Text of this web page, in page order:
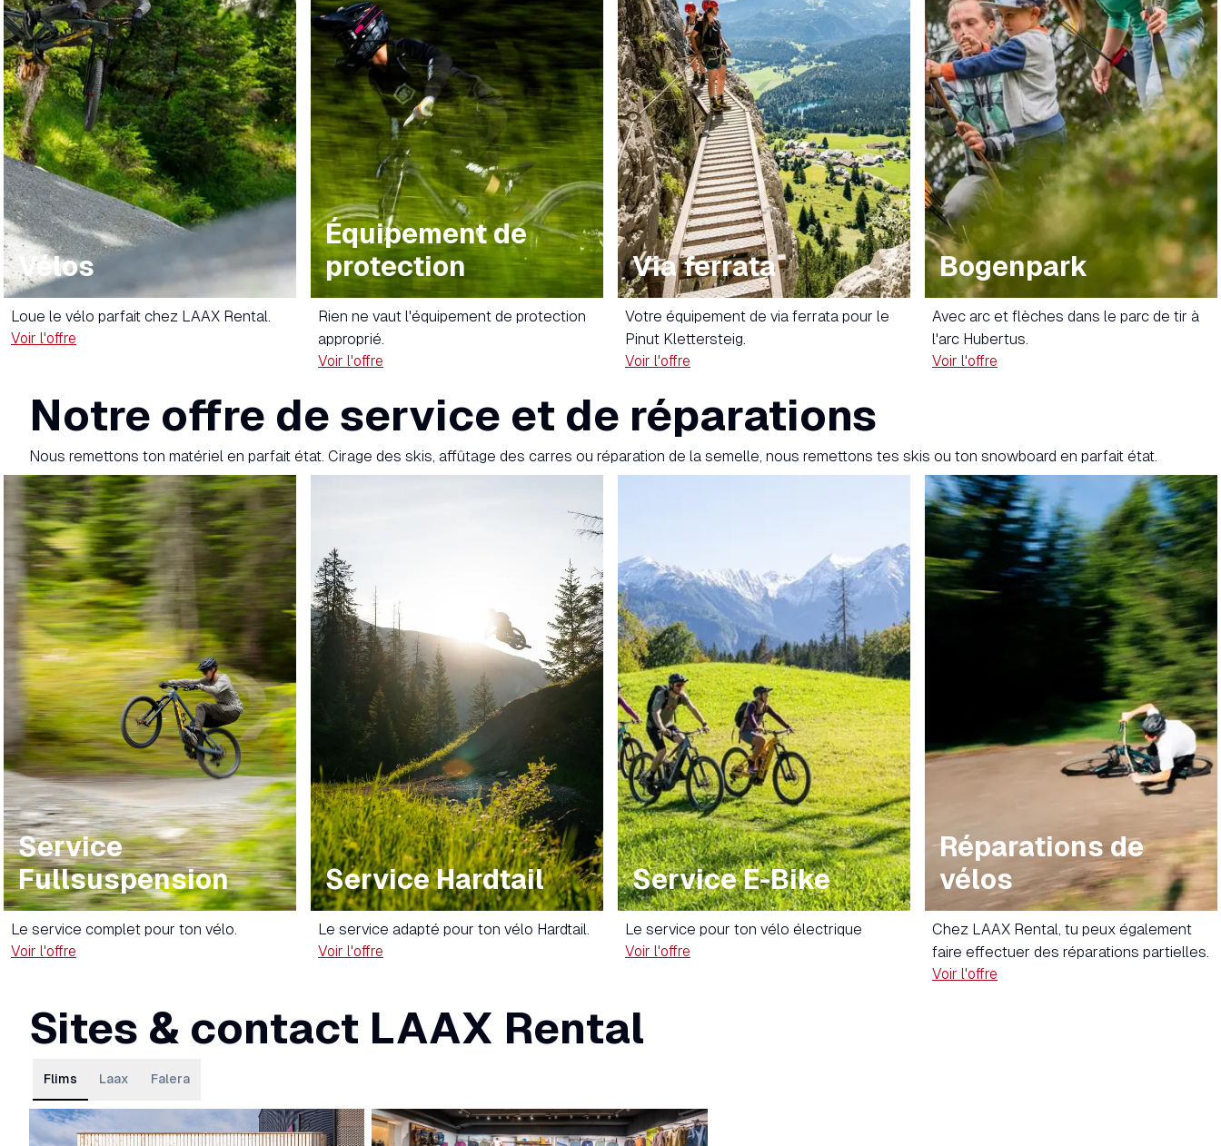
Vélos
Loue le vélo parfait chez LAAX Rental.
Voir l'offre
Équipement de
protection
Rien ne vaut l'équipement de protection
approprié.
Voir l'offre
Via ferrata
Votre équipement de via ferrata pour le
Pinut Klettersteig.
Voir l'offre
Bogenpark
Avec arc et flèches dans le parc de tir à
l'arc Hubertus.
Voir l'offre
Notre offre de service et de réparations
Nous remettons ton matériel en parfait état. Cirage des skis, affûtage des carres ou réparation de la semelle, nous remettons tes skis ou ton snowboard en parfait état.
Service
Fullsuspension
Le service complet pour ton vélo.
Voir l'offre
Service Hardtail
Le service adapté pour ton vélo Hardtail.
Voir l'offre
Service E-Bike
Le service pour ton vélo électrique
Voir l'offre
Réparations de
vélos
Chez LAAX Rental, tu peux également
faire effectuer des réparations partielles.
Voir l'offre
Sites & contact LAAX Rental
Flims Laax Falera